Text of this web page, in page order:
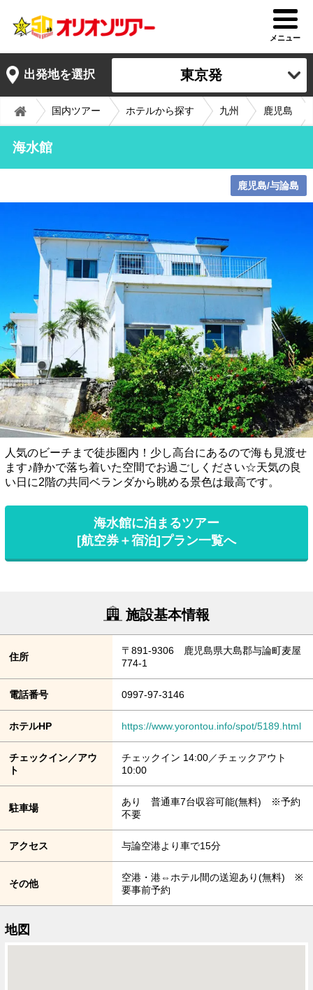
メニュー
出発地を選択 東京発
国内ツアー ホテルから探す 九州 鹿児島
海水館
鹿児島/与論島
人気のビーチまで徒歩圏内！少し高台にあるので海も見渡せ
ます♪静かで落ち着いた空間でお過ごしください☆天気の良
い日に2階の共同ベランダから眺める景色は最高です。
海水館に泊まるツアー
[航空券＋宿泊]プラン一覧へ
施設基本情報
住所
〒891-9306 鹿児島県大島郡与論町麦屋
774-1
電話番号 0997-97-3146
ホテルHP https://www.yorontou.info/spot/5189.html
チェックイン／アウ
ト
チェックイン 14:00／チェックアウト
10:00
駐車場
あり 普通車7台収容可能(無料) ※予約
不要
アクセス 与論空港より車で15分
その他
空港・港⇔ホテル間の送迎あり(無料) ※
要事前予約
地図